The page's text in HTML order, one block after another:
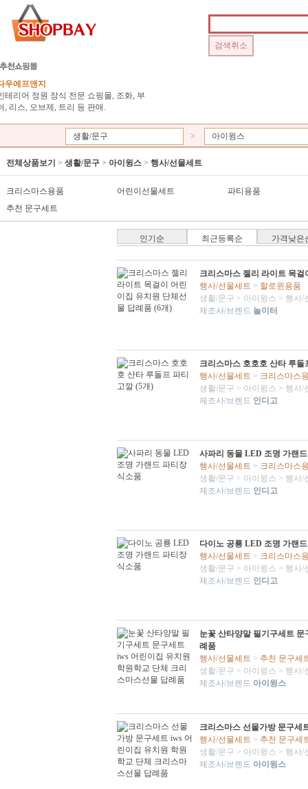
우에프앤지
테리어 정원 장식 전문 쇼핑몰, 조화, 부
, 리스, 오브제, 트리 등 판매.
생활/문구 > 아이윙스
전체상품보기 > 생활/문구 > 아이윙스 > 행사/선물세트
크리스마스용품 어린이선물세트
파티용품
추천 문구세트
인기순 최근등록순 가격낮은
크리스마스 젤리 라이트 목
행사/선물세트 > 할로윈용품
생활/문구 > 아이윙스 > 행사/
제조사/브렌드 놀이터
크리스마스 호호호 산타 루돌
행사/선물세트 > 크리스마스
생활/문구 > 아이윙스 > 행사/
제조사/브렌드 인디고
사파리 동물 LED 조명 가랜
행사/선물세트 > 크리스마스
생활/문구 > 아이윙스 > 행사/
제조사/브렌드 인디고
다이노 공룡 LED 조명 가랜
행사/선물세트 > 크리스마스
생활/문구 > 아이윙스 > 행사/
제조사/브렌드 인디고
눈꽃 산타양말 필기구세트
례품
행사/선물세트 > 추천 문구세
생활/문구 > 아이윙스 > 행사/
제조사/브렌드 아이윙스
크리스마스 선물가방 문구세
행사/선물세트 > 추천 문구세
생활/문구 > 아이윙스 > 행사/
제조사/브렌드 아이윙스